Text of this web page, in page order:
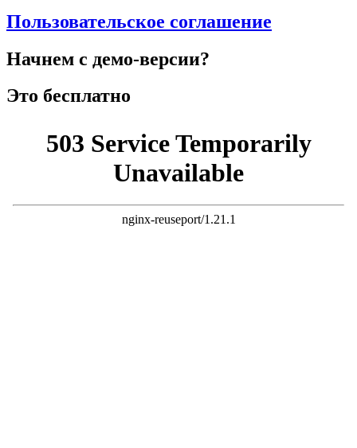
Пользовательское соглашение
Начнем с демо-версии?
Это бесплатно